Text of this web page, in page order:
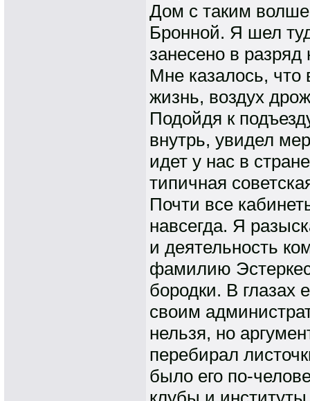
Дом с таким
Бронной. Я шел
занесено в
Мне казалось, что
жизнь, воздух
Подойдя к
внутрь, увидел
идет у нас в
типичная
Почти все
навсегда. Я
и деятельность
фамилию
бородки. В глазах
своим
нельзя, но
перебирал
было его по-